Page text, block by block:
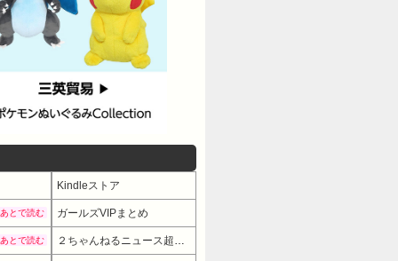
Kindleストア
あとで読む ガールズVIPまとめ
あとで読む ２ちゃんねるニュース超速まとめ＋